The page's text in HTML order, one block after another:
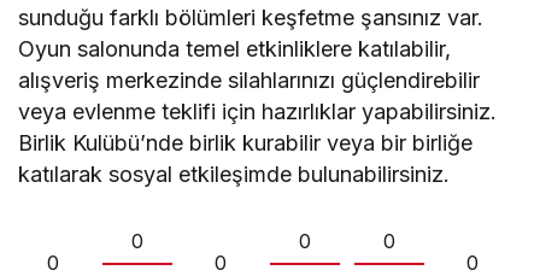
sunduğu farklı bölümleri keşfetme şansınız var.
Oyun salonunda temel etkinliklere katılabilir,
alışveriş merkezinde silahlarınızı güçlendirebilir
veya evlenme teklifi için hazırlıklar yapabilirsiniz.
Birlik Kulübü’nde birlik kurabilir veya bir birliğe
katılarak sosyal etkileşimde bulunabilirsiniz.
0
0
0
0
0
0